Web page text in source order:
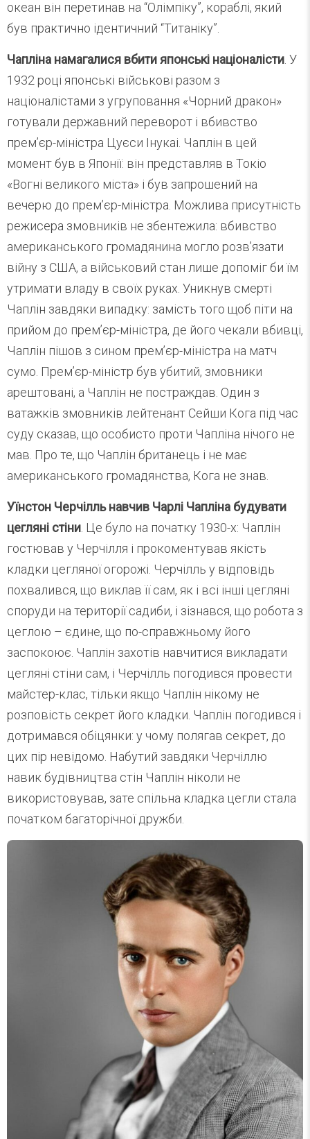
океан він перетинав на “Олімпіку”, кораблі, який
був практично ідентичний “Титаніку”.
Чапліна намагалися вбити японські націоналісти . У
1932 році японські військові разом з
націоналістами з угруповання «Чорний дракон»
готували державний переворот і вбивство
прем’єр-міністра Цуєси Інукаі. Чаплін в цей
момент був в Японії: він представляв в Токіо
«Вогні великого міста» і був запрошений на
вечерю до прем’єр-міністра. Можлива присутність
режисера змовників не збентежила: вбивство
американського громадянина могло розв’язати
війну з США, а військовий стан лише допоміг би їм
утримати владу в своїх руках. Уникнув смерті
Чаплін завдяки випадку: замість того щоб піти на
прийом до прем’єр-міністра, де його чекали вбивці,
Чаплін пішов з сином прем’єр-міністра на матч
сумо. Прем’єр-міністр був убитий, змовники
арештовані, а Чаплін не постраждав. Один з
ватажків змовників лейтенант Сейши Кога під час
суду сказав, що особисто проти Чапліна нічого не
мав. Про те, що Чаплін британець і не має
американського громадянства, Кога не знав.
Уїнстон Черчілль навчив Чарлі Чапліна будувати
цегляні стіни . Це було на початку 1930-х: Чаплін
гостював у Черчілля і прокоментував якість
кладки цегляної огорожі. Черчілль у відповідь
похвалився, що виклав її сам, як і всі інші цегляні
споруди на території садиби, і зізнався, що робота з
цеглою – єдине, що по-справжньому його
заспокоює. Чаплін захотів навчитися викладати
цегляні стіни сам, і Черчілль погодився провести
майстер-клас, тільки якщо Чаплін нікому не
розповість секрет його кладки. Чаплін погодився і
дотримався обіцянки: у чому полягав секрет, до
цих пір невідомо. Набутий завдяки Черчіллю
навик будівництва стін Чаплін ніколи не
використовував, зате спільна кладка цегли стала
початком багаторічної дружби.